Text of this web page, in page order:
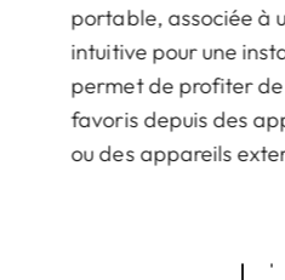
portable, associée à
intuitive pour une
permet de profiter de
favoris depuis des
ou des appareils